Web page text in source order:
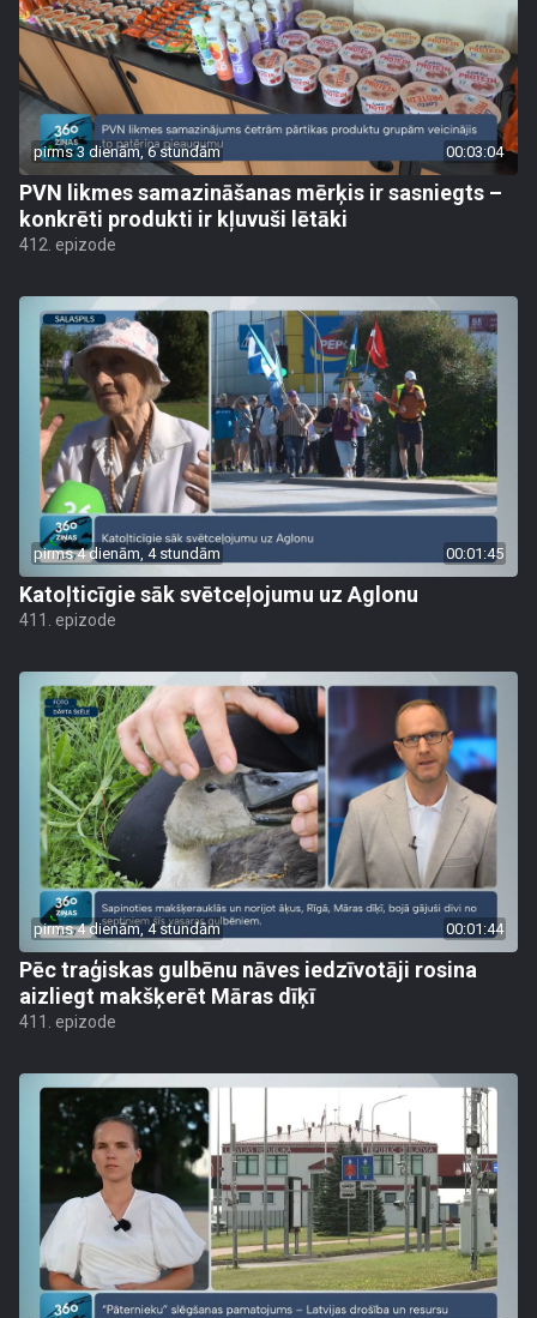
pirms 3 dienām, 6 stundām 00:03:04
PVN likmes samazināšanas mērķis ir sasniegts –
konkrēti produkti ir kļuvuši lētāki
412. epizode
pirms 4 dienām, 4 stundām 00:01:45
Katoļticīgie sāk svētceļojumu uz Aglonu
411. epizode
pirms 4 dienām, 4 stundām 00:01:44
Pēc traģiskas gulbēnu nāves iedzīvotāji rosina
aizliegt makšķerēt Māras dīķī
411. epizode